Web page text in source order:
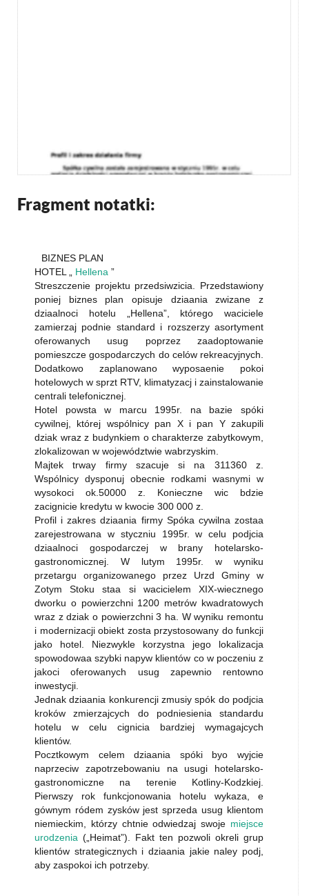
Fragment notatki:
BIZNES PLAN
HOTEL „ Hellena ”
Streszczenie projektu przedsiwzicia. Przedstawiony
poniej biznes plan opisuje dziaania zwizane z
dziaalnoci hotelu „Hellena”, którego waciciele
zamierzaj podnie standard i rozszerzy asortyment
oferowanych usug poprzez zaadoptowanie
pomieszcze gospodarczych do celów rekreacyjnych.
Dodatkowo zaplanowano wyposaenie pokoi
hotelowych w sprzt RTV, klimatyzacj i zainstalowanie
centrali telefonicznej.
Hotel powsta w marcu 1995r. na bazie spóki
cywilnej, której wspólnicy pan X i pan Y zakupili
dziak wraz z budynkiem o charakterze zabytkowym,
zlokalizowan w województwie wabrzyskim.
Majtek trway firmy szacuje si na 311360 z.
Wspólnicy dysponuj obecnie rodkami wasnymi w
wysokoci ok.50000 z. Konieczne wic bdzie
zacignicie kredytu w kwocie 300 000 z.
Profil i zakres dziaania firmy Spóka cywilna zostaa
zarejestrowana w styczniu 1995r. w celu podjcia
dziaalnoci gospodarczej w brany hotelarsko-
gastronomicznej. W lutym 1995r. w wyniku
przetargu organizowanego przez Urzd Gminy w
Zotym Stoku staa si wacicielem XIX-wiecznego
dworku o powierzchni 1200 metrów kwadratowych
wraz z dziak o powierzchni 3 ha. W wyniku remontu
i modernizacji obiekt zosta przystosowany do funkcji
jako hotel. Niezwykle korzystna jego lokalizacja
spowodowaa szybki napyw klientów co w poczeniu z
jakoci oferowanych usug zapewnio rentowno
inwestycji.
Jednak dziaania konkurencji zmusiy spók do podjcia
kroków zmierzajcych do podniesienia standardu
hotelu w celu cignicia bardziej wymagajcych
klientów.
Pocztkowym celem dziaania spóki byo wyjcie
naprzeciw zapotrzebowaniu na usugi hotelarsko-
gastronomiczne na terenie Kotliny-Kodzkiej.
Pierwszy rok funkcjonowania hotelu wykaza, e
gównym ródem zysków jest sprzeda usug klientom
niemieckim, którzy chtnie odwiedzaj swoje miejsce
urodzenia („Heimat”). Fakt ten pozwoli okreli grup
klientów strategicznych i dziaania jakie naley podj,
aby zaspokoi ich potrzeby.